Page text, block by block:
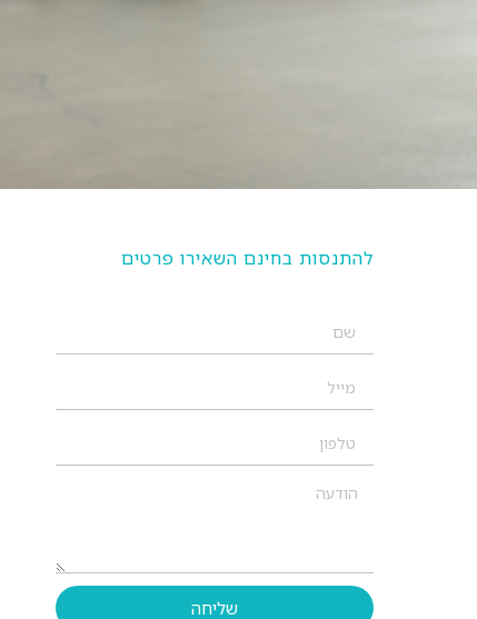
להתנסות בחינם השאירו פרטים
שליחה